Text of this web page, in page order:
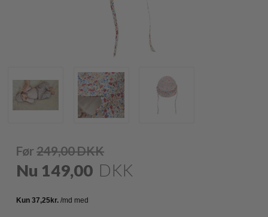
Før249,00DKK
Nu 149,00 DKK